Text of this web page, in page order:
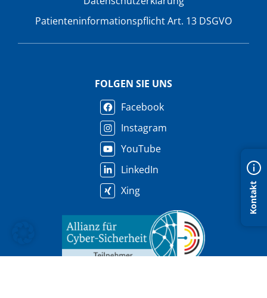
Kontakt
Patienteninformationspflicht Art. 13 DSGVO
FOLGEN SIE UNS
Facebook
Instagram
YouTube
LinkedIn
Xing